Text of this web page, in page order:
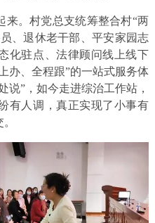
来。村党总支统筹整合村“两
、退休老干部、平安家园志
化驻点、法律顾问线上线下
办、全程跟”的一站式服务体
说”，如今走进综治工作站，
有人调，真正实现了小事有